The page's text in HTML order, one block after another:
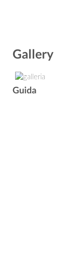
Gallery
Guida